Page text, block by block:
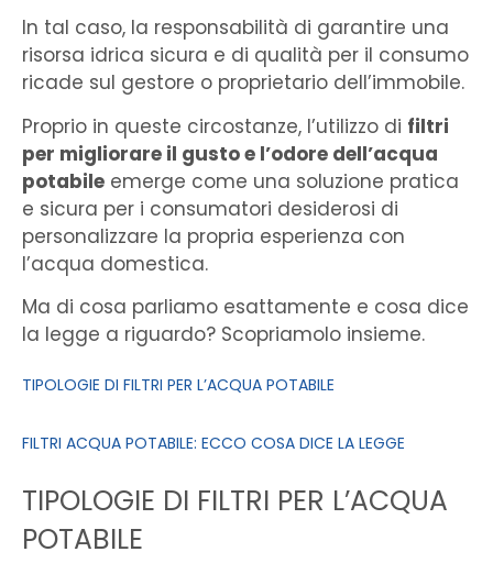
In tal caso, la responsabilità di garantire una
risorsa idrica sicura e di qualità per il consumo
ricade sul gestore o proprietario dell’immobile.
Proprio in queste circostanze, l’utilizzo di filtri
per migliorare il gusto e l’odore dell’acqua
potabile emerge come una soluzione pratica
e sicura per i consumatori desiderosi di
personalizzare la propria esperienza con
l’acqua domestica.
Ma di cosa parliamo esattamente e cosa dice
la legge a riguardo? Scopriamolo insieme.
TIPOLOGIE DI FILTRI PER L’ACQUA POTABILE
FILTRI ACQUA POTABILE: ECCO COSA DICE LA LEGGE
TIPOLOGIE DI FILTRI PER L’ACQUA
POTABILE